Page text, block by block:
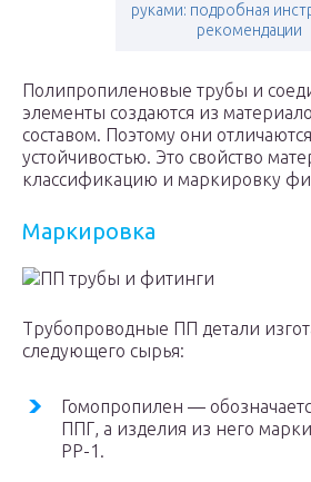
руками: подробная
рекомендации
Полипропиленовые трубы и
элементы создаются из
составом. Поэтому они
устойчивостью. Это свойство
классификацию и маркировку
Маркировка
ПП трубы и фитинги
Трубопроводные ПП детали
следующего сырья:
Гомопропилен —
ППГ, а изделия из него
РР-1.